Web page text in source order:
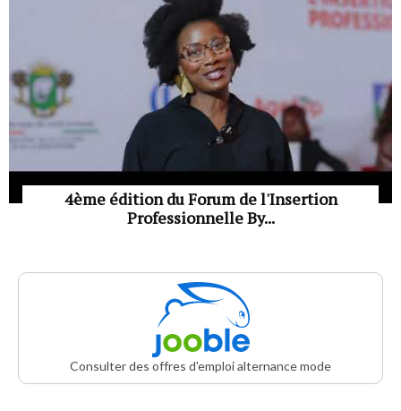
4ème édition du Forum de l'Insertion
Professionnelle By...
Consulter des offres d'emploi alternance mode